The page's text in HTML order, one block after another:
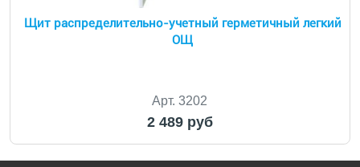
Щит распределительно-учетный герметичный легкий
ОЩ
Арт. 3202
2 489 руб